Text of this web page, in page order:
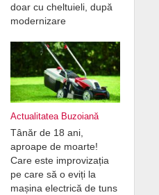
doar cu cheltuieli, după
modernizare
Actualitatea Buzoiană
Tânăr de 18 ani,
aproape de moarte!
Care este improvizația
pe care să o eviți la
mașina electrică de tuns